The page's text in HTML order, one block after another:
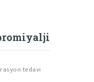
tedavi